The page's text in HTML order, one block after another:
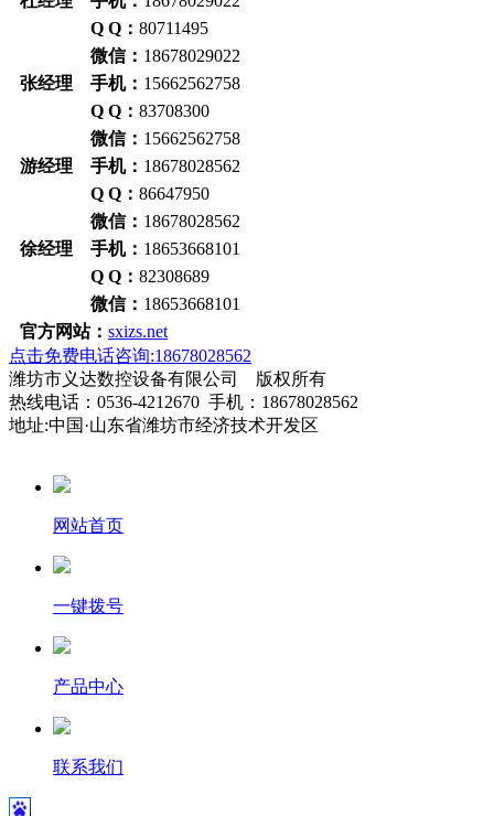
Q Q： 80711495
微信： 18678029022
张经理 手机： 15662562758
Q Q ： 83708300
微信： 15662562758
游经理 手机： 18678028562
Q Q ： 86647950
微信： 18678028562
徐经理 手机： 18653668101
Q Q ： 82308689
微信： 18653668101
官方网站： sxizs.net
点击免费电话咨询:18678028562
潍坊市义达数控设备有限公司 版权所有
热线电话：0536-4212670 手机：18678028562
地址:中国·山东省潍坊市经济技术开发区
网站首页
一键拨号
产品中心
联系我们